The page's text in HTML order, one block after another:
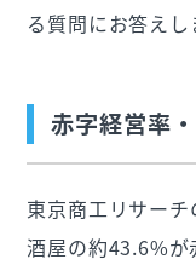
る質問にお答えし
赤字経営率
東京商工リサー
酒屋の約43.6%が